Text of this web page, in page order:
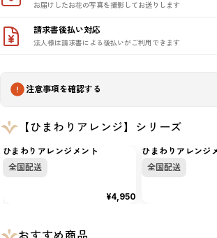
お届けしたお花の写真を撮影してお送りします
請求書後払い対応
法人様は請求書による後払いがご利用できます
注意事項を確認する
【ひまわりアレンジ】シリーズ
ひまわりアレンジメント
全国配送
¥4,950
ひまわりアレンジ
全国配送